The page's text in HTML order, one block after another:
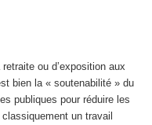
ou d’exposition aux
bien la « soutenabilité » du
publiques pour réduire les
un travail